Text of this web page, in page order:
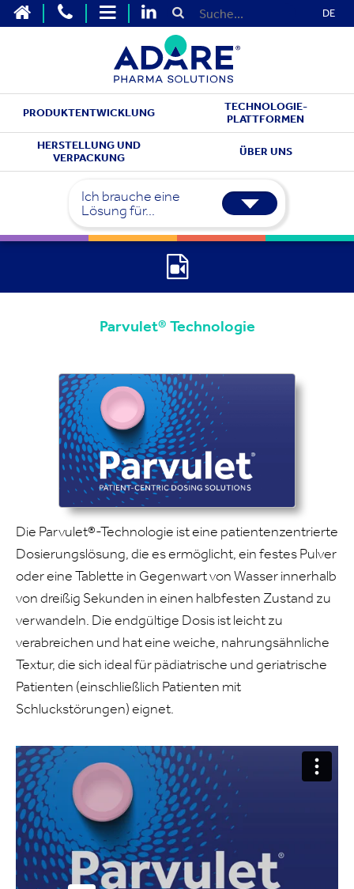
DE
PRODUKTENTWICKLUNG
TECHNOLOGIE-
PLATTFORMEN
HERSTELLUNG UND
VERPACKUNG
ÜBER UNS
Ich brauche eine
Lösung für...
Parvulet® Technologie
Die Parvulet®-Technologie ist eine patientenzentrierte
Dosierungslösung, die es ermöglicht, ein festes Pulver
oder eine Tablette in Gegenwart von Wasser innerhalb
von dreißig Sekunden in einen halbfesten Zustand zu
verwandeln. Die endgültige Dosis ist leicht zu
verabreichen und hat eine weiche, nahrungsähnliche
Textur, die sich ideal für pädiatrische und geriatrische
Patienten (einschließlich Patienten mit
Schluckstörungen) eignet.